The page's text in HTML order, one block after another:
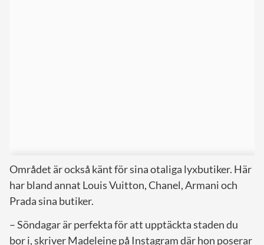
Området är också känt för sina otaliga lyxbutiker. Här
har bland annat Louis Vuitton, Chanel, Armani och
Prada sina butiker.
– Söndagar är perfekta för att upptäckta staden du
bor i, skriver Madeleine på Instagram där hon poserar